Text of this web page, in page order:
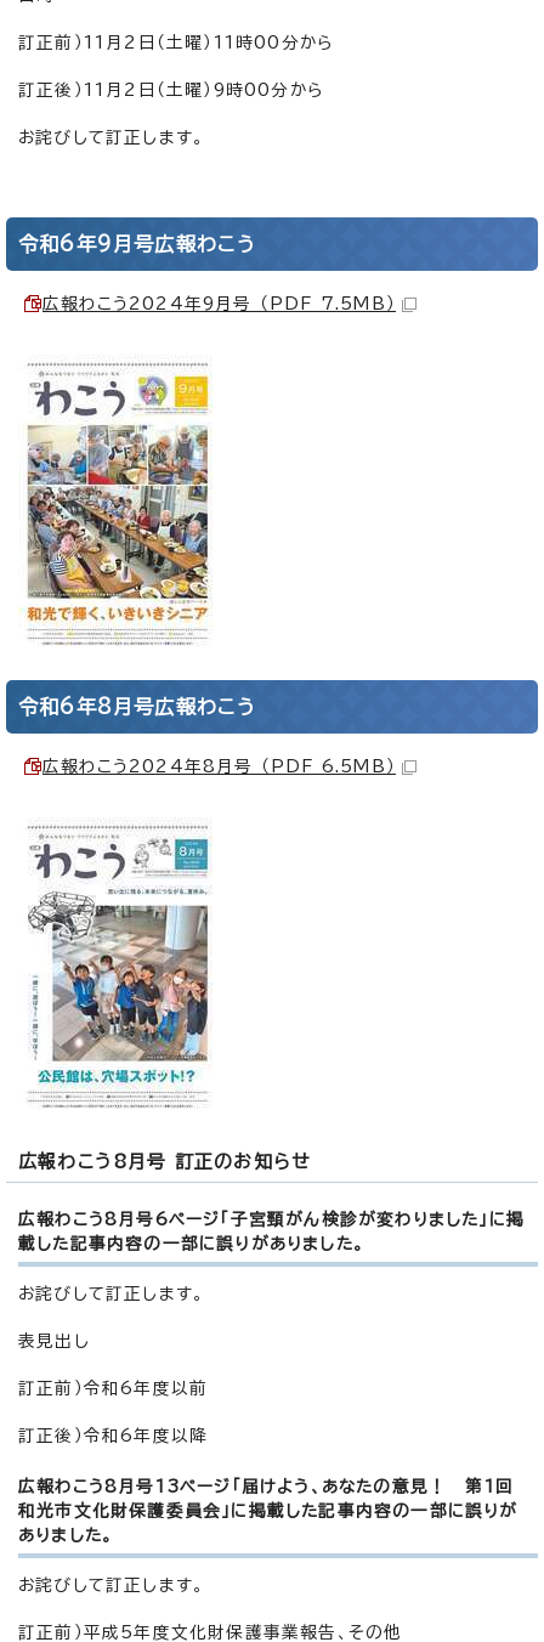
訂正前）11月2日（土曜）11時00分から
訂正後）11月2日（土曜）9時00分から
お詫びして訂正します。
令和6年9月号広報わこう
広報わこう2024年9月号 （PDF 7.5MB）
令和6年8月号広報わこう
広報わこう2024年8月号 （PDF 6.5MB）
広報わこう8月号 訂正のお知らせ
広報わこう8月号6ページ「子宮頸がん検診が変わりました」に掲
載した記事内容の一部に誤りがありました。
お詫びして訂正します。
表見出し
訂正前）令和6年度以前
訂正後）令和6年度以降
広報わこう8月号13ページ「届けよう、あなたの意見！ 第1回
和光市文化財保護委員会」に掲載した記事内容の一部に誤りが
ありました。
お詫びして訂正します。
訂正前）平成5年度文化財保護事業報告、その他